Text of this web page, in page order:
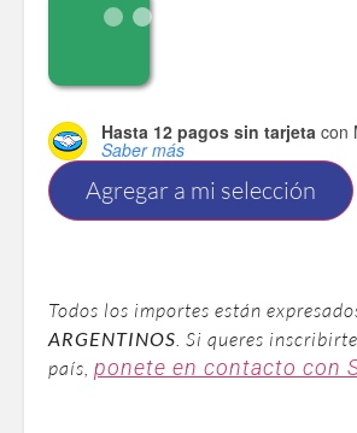
Hasta 12 pagos sin tarjeta con
Saber más
Agregar a mi selección
Todos los importes están
ARGENTINOS. Si queres
país, ponete en contacto con